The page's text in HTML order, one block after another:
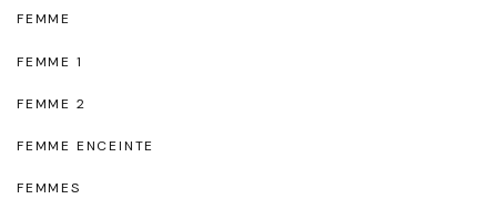
FEMME
FEMME 1
FEMME 2
FEMME ENCEINTE
FEMMES